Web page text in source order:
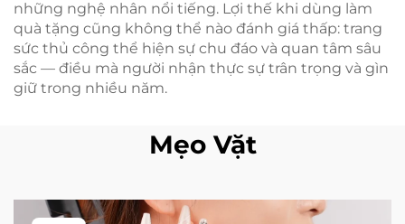
những nghệ nhân nổi tiếng. Lợi thế khi dùng làm
quà tặng cũng không thể nào đánh giá thấp: trang
sức thủ công thể hiện sự chu đáo và quan tâm sâu
sắc — điều mà người nhận thực sự trân trọng và gìn
giữ trong nhiều năm.
Mẹo Vặt